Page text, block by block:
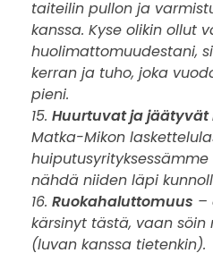
taiteilin pullon ja
kanssa. Kyse olikin ollut
huolimattomuudestani,
kerran ja tuho, joka
pieni.
15. Huurtuvat ja
Matka-Mikon
nähdä niiden läpi
16. Ruokahaluttomuus –
kärsinyt tästä, vaan söin
(luvan kanssa tietenkin).